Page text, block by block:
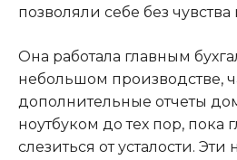
позволяли себе без
Она работала главным
небольшом производстве,
дополнительные отчеты
ноутбуком до тех пор, пока
слезиться от усталости.